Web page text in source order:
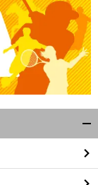
閉